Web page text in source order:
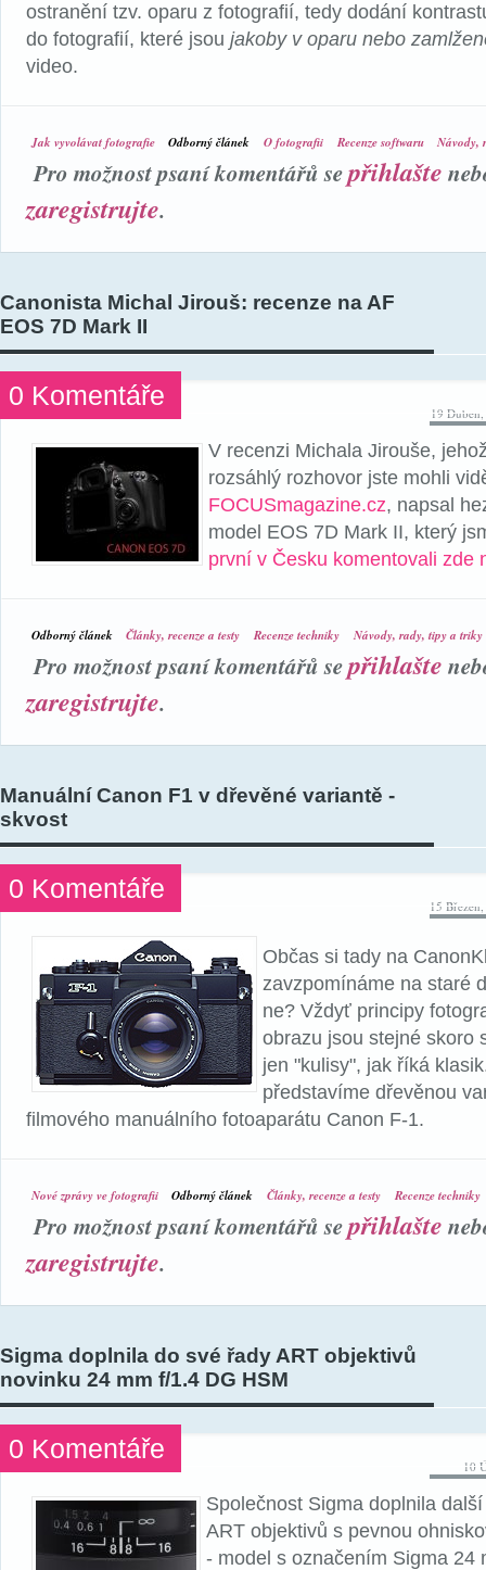
ostranění tzv. oparu z fotografií, tedy dodání
do fotografií, které jsou jakoby v oparu nebo
video.
Jak vyvolávat fotografie Odborný článek O fotografii Recenze softwaru Návody,
Pro možnost psaní komentářů sepřihlašte
zaregistrujte.
Canonista Michal Jirouš: recenze na AF
EOS 7D Mark II
19
0 Komentáře
V recenzi Michala Jirouše,
rozsáhlý rozhovor jste mohli
FOCUSmagazine.cz, napsal
model EOS 7D Mark II, který
první v Česku komentovali zde
Odborný článek Články, recenze a testy Recenze techniky Návody, rady, tipy a triky
Pro možnost psaní komentářů sepřihlašte
zaregistrujte.
Manuální Canon F1 v dřevěné variantě -
skvost
15
0 Komentáře
Občas si tady na
zavzpomínáme na staré
ne? Vždyť principy
obrazu jsou stejné skoro
jen "kulisy", jak říká
představíme dřevěnou
filmového manuálního fotoaparátu Canon F-1.
Nové zprávy ve fotografii Odborný článek Články, recenze a testy Recenze techniky
Pro možnost psaní komentářů sepřihlašte
zaregistrujte.
Sigma doplnila do své řady ART objektivů
novinku 24 mm f/1.4 DG HSM
10
0 Komentáře
Společnost Sigma doplnila
ART objektivů s pevnou
- model s označením Sigma 24